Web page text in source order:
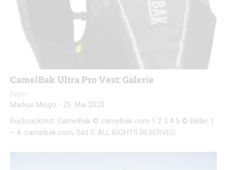
CamelBak Ultra Pro Vest: Galerie
Bilder
Markus Mingo - 25. Mai 2020
Rucksacktest: CamelBak © camelbak.com 1 2 3 4 5 © Bilder 1
– 4: camelbak.com; Bild 5: ALL RIGHTS RESERVED;